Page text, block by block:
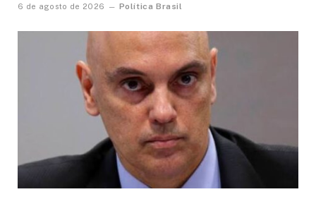
6 de agosto de 2026 Política Brasil